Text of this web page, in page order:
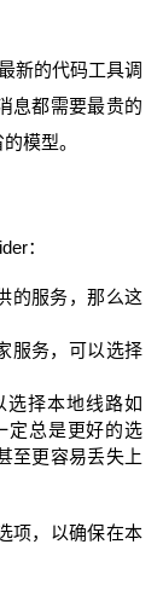
新的代码工具调
息都需要最贵的
模型。
：
的服务，那么这
服务，可以选择
选择本地线路如
定总是更好的选
至更容易丢失上
项，以确保在本